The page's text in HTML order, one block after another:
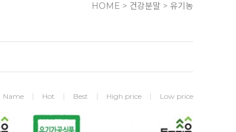
HOME > 건강분말 > 유기농
Name Hot Best High price Low price